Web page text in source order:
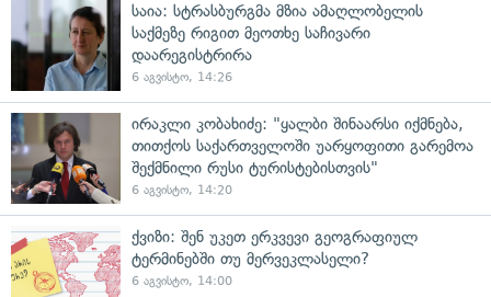
საია: სტრასბურგმა მზია ამაღლობელის
საქმეზე რიგით მეოთხე საჩივარი
დაარეგისტრირა
6 აგვისტო, 14:26
ირაკლი კობახიძე: "ყალბი შინაარსი იქმნება,
თითქოს საქართველოში უარყოფითი გარემოა
შექმნილი რუსი ტურისტებისთვის"
6 აგვისტო, 14:20
ქვიზი: შენ უკეთ ერკვევი გეოგრაფიულ
ტერმინებში თუ მერვეკლასელი?
6 აგვისტო, 14:00